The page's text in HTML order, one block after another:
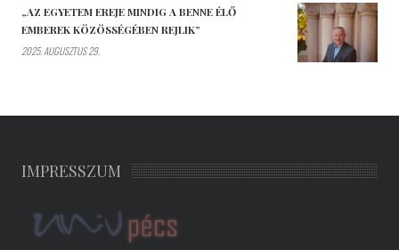
„AZ EGYETEM EREJE MINDIG A BENNE ÉLŐ
EMBEREK KÖZÖSSÉGÉBEN REJLIK”
2025. AUGUSZTUS 29.
IMPRESSZUM